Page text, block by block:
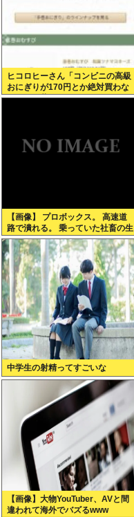
ヒコロヒーさん「コンビニの高級
おにぎりが170円とか絶対買わな
い」とか薄すぎるトークをかまし
【画像】 プロボックス。 高速道
路で潰れる。 乗っていた社畜の生
死不明
中学生の射精ってすごいな
【画像】大物YouTuber、AVと間
違われて海外でバズるwww